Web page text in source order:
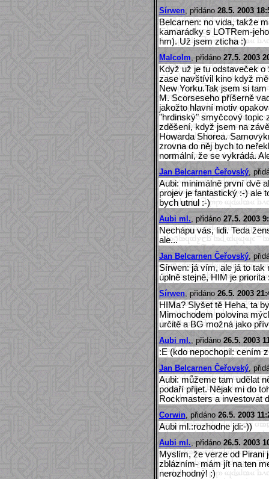
Sírwen , přidáno 28.5. 2003
Belcarnen: no vida, takže
kamarádky s LOTRem-
hm). Už jsem zticha :)
Malcolm , přidáno 27.5. 2003
Když už je tu odstaveček o
zase navštívil kino když
New Yorku.Tak jsem si
M. Scorseseho příšerně
jakožto hlavní motiv
"hrdinský" smyčcový topic
zděšení, když jsem na
Howarda Shorea.
zrovna do něj bych to
normální, že se vykrádá.
Jan Belcarnen Čeřovský ,
Aubi: minimálně první dvě
projev je fantastický :-) ale
bych utnul :-)
Aubi ml. , přidáno 27.5. 2003
Nechápu vás, lidi. Teda
ale...
Jan Belcarnen Čeřovský ,
Sírwen: já vím, ale já to tak
úplně stejně, HIM je priorita
Sírwen , přidáno 26.5. 2003
HIMa? Slyšet tě Heha, ta
Mimochodem polovina
určitě a BG možná jako
Aubi ml. , přidáno 26.5. 2003
:E (kdo nepochopil: cením
Jan Belcarnen Čeřovský ,
Aubi: můžeme tam udělat
podaří přijet. Nějak mi do
Rockmasters a investovat
Corwin , přidáno 26.5. 2003
Aubi ml.:rozhodne jdi:-))
Aubi ml. , přidáno 26.5. 2003
Myslím, že verze od Pirani
zblázním- mám jít na ten
nerozhodný! :)